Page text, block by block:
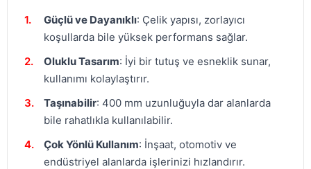
Güçlü ve Dayanıklı: Çelik yapısı, zorlayıcı
koşullarda bile yüksek performans sağlar.
Oluklu Tasarım: İyi bir tutuş ve esneklik sunar,
kullanımı kolaylaştırır.
Taşınabilir: 400 mm uzunluğuyla dar alanlarda
bile rahatlıkla kullanılabilir.
Çok Yönlü Kullanım: İnşaat, otomotiv ve
endüstriyel alanlarda işlerinizi hızlandırır.